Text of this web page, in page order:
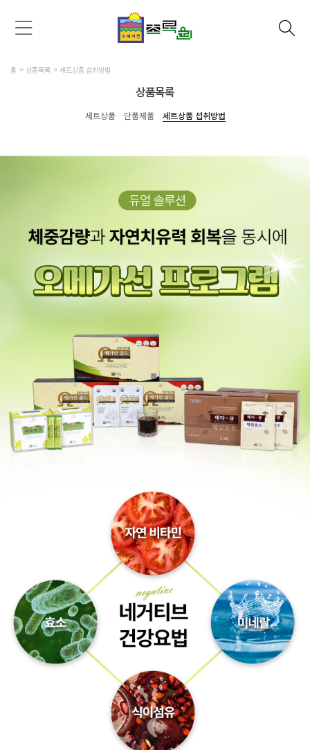
홈 상품목록 세트상품 섭취방법
상품목록
세트상품 단품제품 세트상품 섭취방법